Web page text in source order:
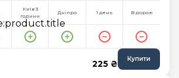
Київ 3
години
Дніпро 1 день В дорозі
225 ₴ Купити